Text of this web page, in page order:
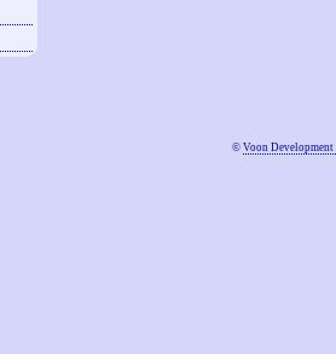
© Voon Development